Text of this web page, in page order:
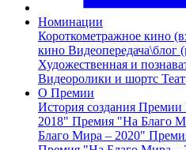
Номинации
Короткометражное кино
кино Видеопередача\блог
Художественная и
Видеоролики и шортс
О Премии
История создания Премии
2018" Премия "На Благо
Благо Мира – 2020"